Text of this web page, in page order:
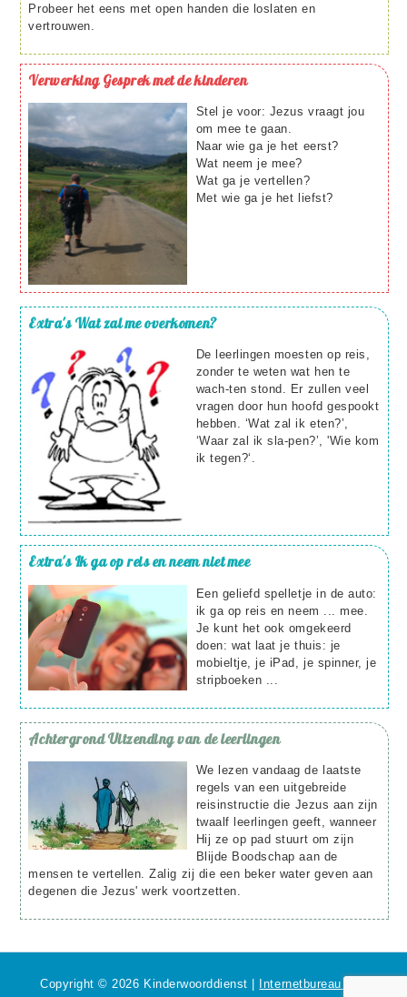
Probeer het eens met open handen die loslaten en
vertrouwen.
VerwerkingGesprek met de kinderen
Stel je voor: Jezus vraagt jou
om mee te gaan.
Naar wie ga je het eerst?
Wat neem je mee?
Wat ga je vertellen?
Met wie ga je het liefst?
Extra'sWat zal me overkomen?
De leerlingen moesten op reis,
zonder te weten wat hen te
wach-ten stond. Er zullen veel
vragen door hun hoofd gespookt
hebben. ‘Wat zal ik eten?’,
‘Waar zal ik sla-pen?’, 'Wie kom
ik tegen?‘.
Extra'sIk ga op reis en neem niet mee
Een geliefd spelletje in de auto:
ik ga op reis en neem ... mee.
Je kunt het ook omgekeerd
doen: wat laat je thuis: je
mobieltje, je iPad, je spinner, je
stripboeken ...
AchtergrondUitzending van de leerlingen
We lezen vandaag de laatste
regels van een uitgebreide
reisinstructie die Jezus aan zijn
twaalf leerlingen geeft, wanneer
Hij ze op pad stuurt om zijn
Blijde Boodschap aan de
mensen te vertellen. Zalig zij die een beker water geven aan
degenen die Jezus' werk voortzetten.
Copyright © 2026 Kinderwoorddienst | Internetbureau met